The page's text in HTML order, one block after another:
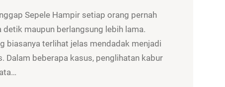
Sepele Hampir setiap orang pernah
maupun berlangsung lebih lama.
biasanya terlihat jelas mendadak menjadi
beberapa kasus, penglihatan kabur